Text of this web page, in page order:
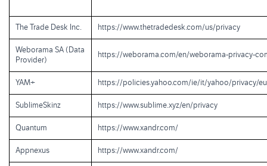
The Trade Desk Inc. https://www.thetradedesk.com/us/privacy
Weborama SA (Data
Provider)
https://weborama.com/en/weborama-privacy-
YAM+ https://policies.yahoo.com/ie/it/yahoo/privacy/
SublimeSkinz https://www.sublime.xyz/en/privacy
Quantum https://www.xandr.com/
Appnexus https://www.xandr.com/